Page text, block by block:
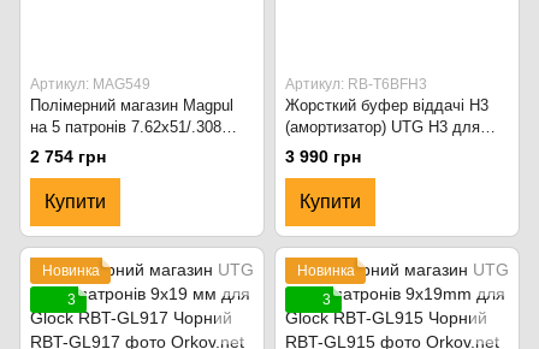
Артикул: MAG549
Полімерний магазин Magpul
на 5 патронів 7.62x51/.308
PMAG AC AICS Short Action
MAG549 Чорний
2 754 грн
Купити
Артикул: RB-T6BFH3
Жорсткий буфер віддачі H3
(амортизатор) UTG H3 для
AR-15/M4 RB-T6BFH3
3 990 грн
Купити
Новинка
3
Новинка
3